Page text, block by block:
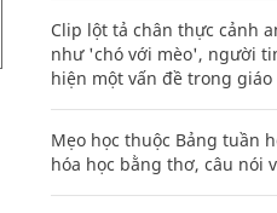
Clip lột tả chân thực cảnh
như 'chó với mèo', người
hiện một vấn đề trong giáo
Mẹo học thuộc Bảng tuần
hóa học bằng thơ, câu nói